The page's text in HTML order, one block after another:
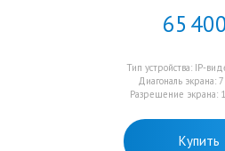
65 400
Тип устройства: IP-
Диагональ экрана:
Разрешение экрана:
Купить